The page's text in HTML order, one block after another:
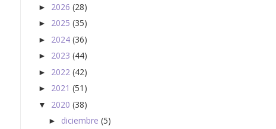
► 2026 (28)
► 2025 (35)
► 2024 (36)
► 2023 (44)
► 2022 (42)
► 2021 (51)
▼ 2020 (38)
► diciembre (5)